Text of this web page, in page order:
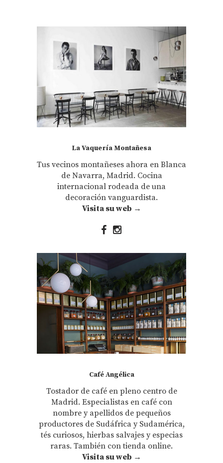
La Vaquería Montañesa
Tus vecinos montañeses ahora en Blanca
de Navarra, Madrid. Cocina
internacional rodeada de una
decoración vanguardista.
Visita su web →
Café Angélica
Tostador de café en pleno centro de
Madrid. Especialistas en café con
nombre y apellidos de pequeños
productores de Sudáfrica y Sudamérica,
tés curiosos, hierbas salvajes y especias
raras. También con tienda online.
Visita su web →